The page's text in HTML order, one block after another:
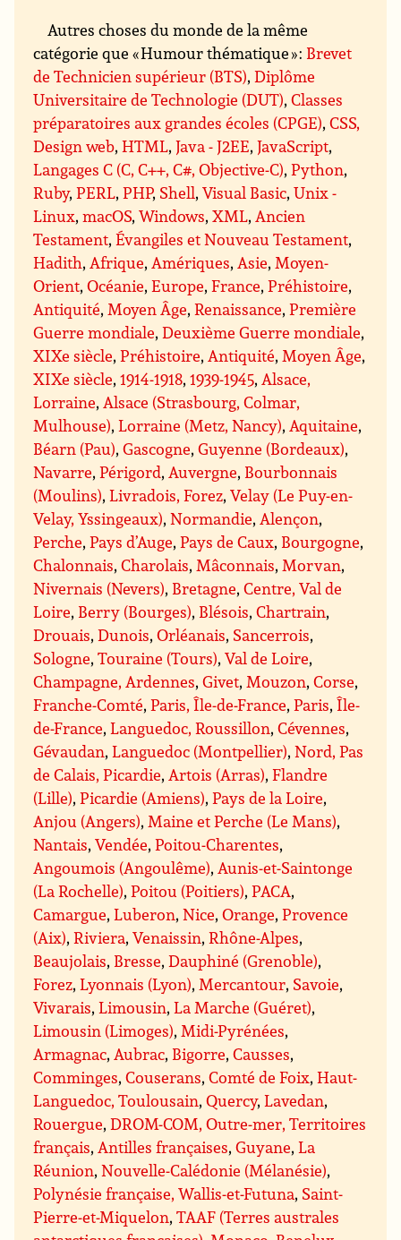
Autres choses du monde de la même
catégorie que « Humour thématique » : Brevet
de Technicien supérieur (BTS),Diplôme
Universitaire de Technologie (DUT),Classes
préparatoires aux grandes écoles (CPGE),CSS,
Design web,HTML,Java - J2EE,JavaScript,
Langages C (C, C++, C#, Objective-C),Python,
Ruby,PERL,PHP, Shell,Visual Basic,Unix -
Linux,macOS,Windows,XML, Ancien
Testament,Évangiles et Nouveau Testament,
Hadith, Afrique, Amériques, Asie, Moyen-
Orient,Océanie,Europe,France,Préhistoire,
Antiquité, Moyen Âge,Renaissance,Première
Guerre mondiale,Deuxième Guerre mondiale,
XIXe siècle,Préhistoire, Antiquité, Moyen Âge,
XIXe siècle,1914-1918,1939-1945, Alsace,
Lorraine, Alsace (Strasbourg, Colmar,
Mulhouse),Lorraine (Metz, Nancy), Aquitaine,
Béarn (Pau),Gascogne,Guyenne (Bordeaux),
Navarre,Périgord, Auvergne, Bourbonnais
(Moulins),Livradois, Forez,Velay (Le Puy-en-
Velay, Yssingeaux),Normandie, Alençon,
Perche,Pays d’Auge,Pays de Caux, Bourgogne,
Chalonnais,Charolais, Mâconnais, Morvan,
Nivernais (Nevers), Bretagne,Centre, Val de
Loire, Berry (Bourges), Blésois,Chartrain,
Drouais,Dunois,Orléanais, Sancerrois,
Sologne,Touraine (Tours),Val de Loire,
Champagne, Ardennes,Givet, Mouzon,Corse,
Franche-Comté,Paris, Île-de-France,Paris,Île-
de-France,Languedoc, Roussillon,Cévennes,
Gévaudan,Languedoc (Montpellier),Nord, Pas
de Calais, Picardie, Artois (Arras),Flandre
(Lille),Picardie (Amiens),Pays de la Loire,
Anjou (Angers), Maine et Perche (Le Mans),
Nantais,Vendée,Poitou-Charentes,
Angoumois (Angoulême), Aunis-et-Saintonge
(La Rochelle),Poitou (Poitiers),PACA,
Camargue,Luberon,Nice,Orange,Provence
(Aix),Riviera,Venaissin,Rhône-Alpes,
Beaujolais, Bresse,Dauphiné (Grenoble),
Forez,Lyonnais (Lyon), Mercantour, Savoie,
Vivarais,Limousin,La Marche (Guéret),
Limousin (Limoges), Midi-Pyrénées,
Armagnac, Aubrac, Bigorre,Causses,
Comminges,Couserans,Comté de Foix,Haut-
Languedoc, Toulousain,Quercy,Lavedan,
Rouergue,DROM-COM, Outre-mer, Territoires
français, Antilles françaises,Guyane,La
Réunion,Nouvelle-Calédonie (Mélanésie),
Polynésie française, Wallis-et-Futuna, Saint-
Pierre-et-Miquelon,TAAF (Terres australes